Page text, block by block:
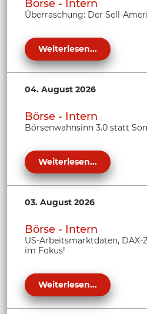
Börse - Intern
Überraschung: Der Sell-
Weiterlesen...
04. August 2026
Börse - Intern
Börsenwahnsinn 3.0 statt
Weiterlesen...
03. August 2026
Börse - Intern
US-Arbeitsmarktdaten, DAX-
im Fokus!
Weiterlesen...